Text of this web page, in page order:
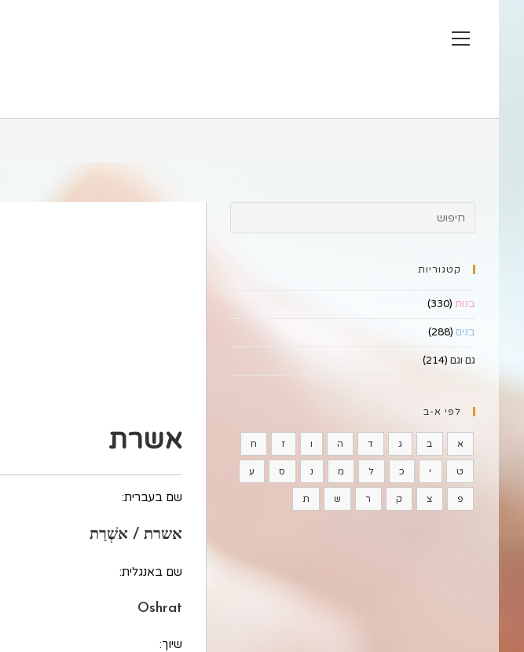
View
אשרת
שם בעברית:
אשרת / אשְׁרַת
שם באנגלית:
Oshrat
שיוך:
קטגוריות
בנות (330)
בנים (288)
גם וגם (214)
לפי א-ב
א ב ג ד ה ו ז ח
ט י כ ל מ נ ס ע
פ צ ק ר ש ת